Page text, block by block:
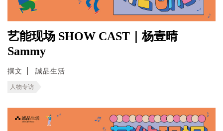
艺能现场 SHOW CAST｜杨壹晴
Sammy
撰文 誠品生活
人物专访